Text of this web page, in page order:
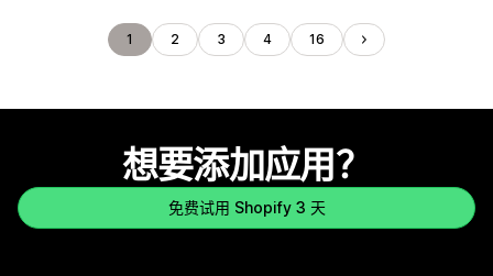
1 2 3 4 16
想要添加应用？
免费试用 Shopify 3 天